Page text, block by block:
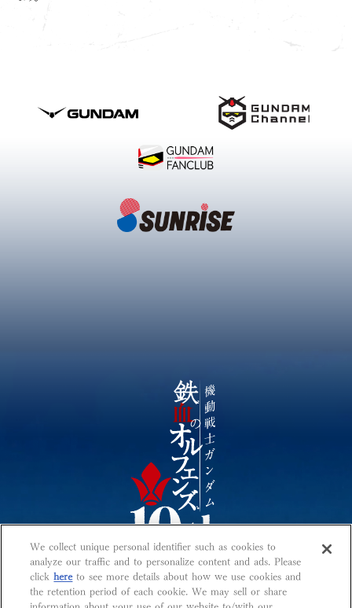
O
O
We collect unique personal identifier such as cookies to
analyze our traffic and to personalize content and ads. Please
clickhereto see more details about how we use cookies and
the retention period of each cookie. We may sell or share